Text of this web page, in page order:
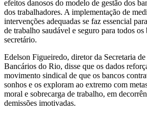
efeitos danosos do modelo de gestão dos
dos trabalhadores. A implementação de
intervenções adequadas se faz essencial
de trabalho saudável e seguro para todos
secretário.
Edelson Figueiredo, diretor da Secretaria
Bancários do Rio, disse que os dados
movimento sindical de que os bancos
sonhos e os exploram ao extremo com
moral e sobrecarga de trabalho, em
demissões imotivadas.